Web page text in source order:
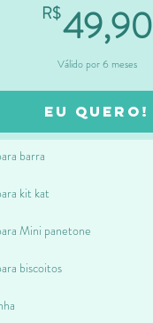
R$49,90
Válido por 6 meses
EU QUERO!
barra
kit kat
Mini panetone
biscoitos